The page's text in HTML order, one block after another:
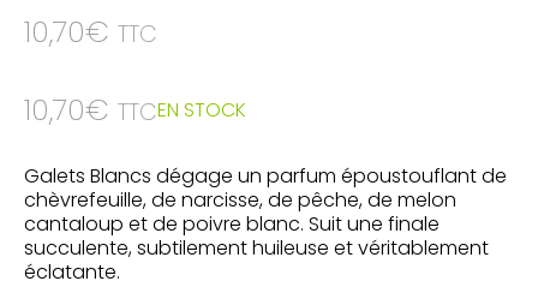
10,70€ TTC
10,70€ TTCEN STOCK
Galets Blancs dégage un parfum époustouflant de
chèvrefeuille, de narcisse, de pêche, de melon
cantaloup et de poivre blanc. Suit une finale
succulente, subtilement huileuse et véritablement
éclatante.